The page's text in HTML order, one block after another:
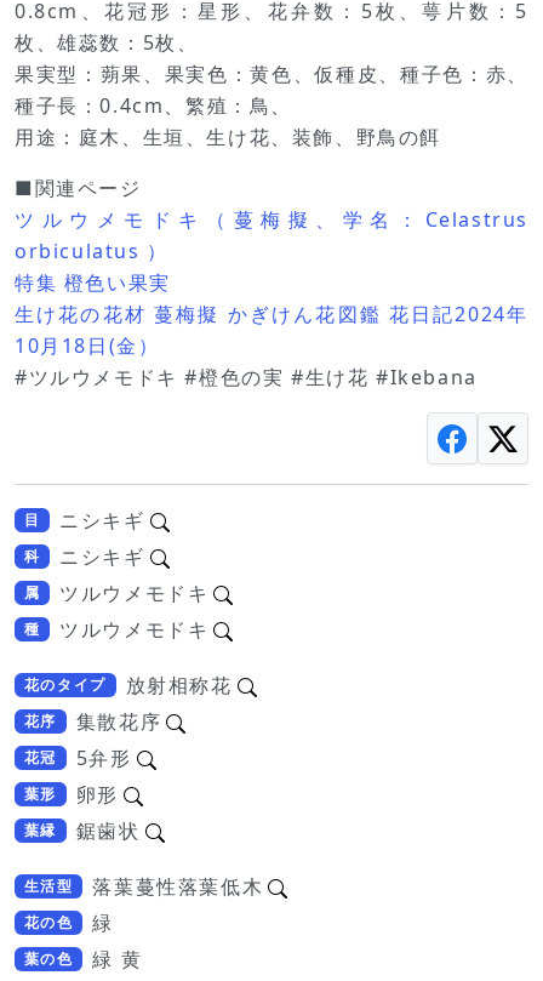
0.8cm、花冠形：星形、花弁数：5枚、萼片数：5
枚、雄蕊数：5枚、
果実型：蒴果、果実色：黄色、仮種皮、種子色：赤、
種子長：0.4cm、繁殖：鳥、
用途：庭木、生垣、生け花、装飾、野鳥の餌
■関連ページ
ツルウメモドキ（蔓梅擬、学名：Celastrus
orbiculatus ）
特集 橙色い果実
生け花の花材 蔓梅擬 かぎけん花図鑑 花日記2024年
10月18日(金）
#ツルウメモドキ #橙色の実 #生け花 #Ikebana
目 ニシキギ
科 ニシキギ
属 ツルウメモドキ
種 ツルウメモドキ
花のタイプ 放射相称花
花序 集散花序
花冠 5弁形
葉形 卵形
葉縁 鋸歯状
生活型 落葉蔓性落葉低木
花の色 緑
葉の色 緑 黄